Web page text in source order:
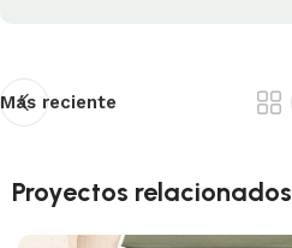
Más reciente
Proyectos relacionados